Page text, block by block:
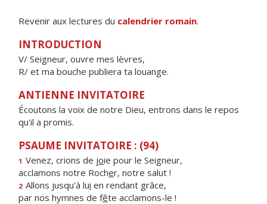
Revenir aux lectures du calendrier romain.
INTRODUCTION
V/ Seigneur, ouvre mes lèvres,
R/ et ma bouche publiera ta louange.
ANTIENNE INVITATOIRE
Écoutons la voix de notre Dieu, entrons dans le repos
qu'il a promis.
PSAUME INVITATOIRE : (94)
1 Venez, crions de joie pour le Seigneur,
acclamons notre Rocher, notre salut !
2 Allons jusqu'à lui en rendant grâce,
par nos hymnes de fête acclamons-le !